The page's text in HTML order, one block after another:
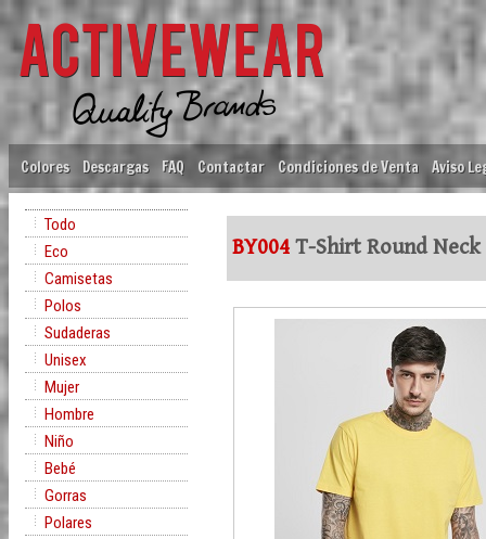
Colores Descargas FAQ Contactar Condiciones de Venta Aviso
Todo
Eco
Camisetas
Polos
Sudaderas
Unisex
Mujer
Hombre
Niño
Bebé
Gorras
Polares
BY004 T-Shirt Round Neck